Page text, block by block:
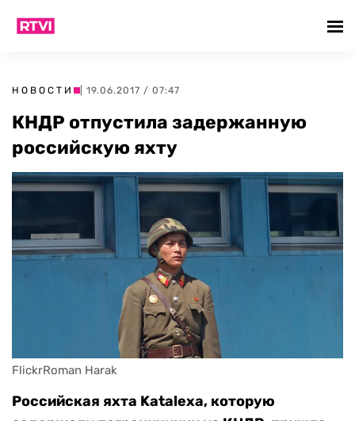
НОВОСТИ | 19.06.2017 / 07:47
КНДР отпустила задержанную
российскую яхту
FlickrRoman Harak
Российская яхта Katalexa, которую